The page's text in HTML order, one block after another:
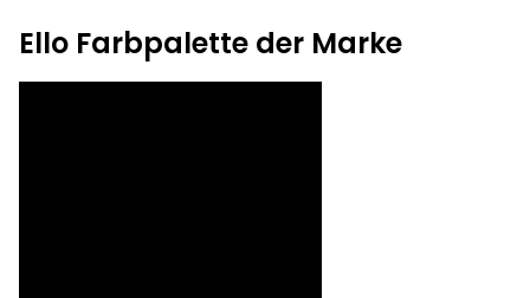
Ello Farbpalette der Marke